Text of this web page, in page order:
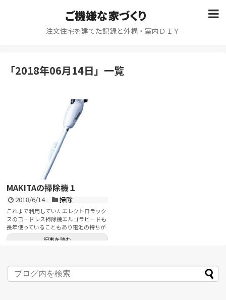
ご機嫌な家づくり
注文住宅を建てた記録と外構・室内ＤＩＹ
「2018年06月14日」 一覧
MAKITAの掃除機１
2018/6/14 掃除
これまで利用していたエレクトロラック
スのコードレス掃除機エルゴラピードも
長年使っていることもあり電池の持ちが
悪くなってきたので、新し...
記事を読む